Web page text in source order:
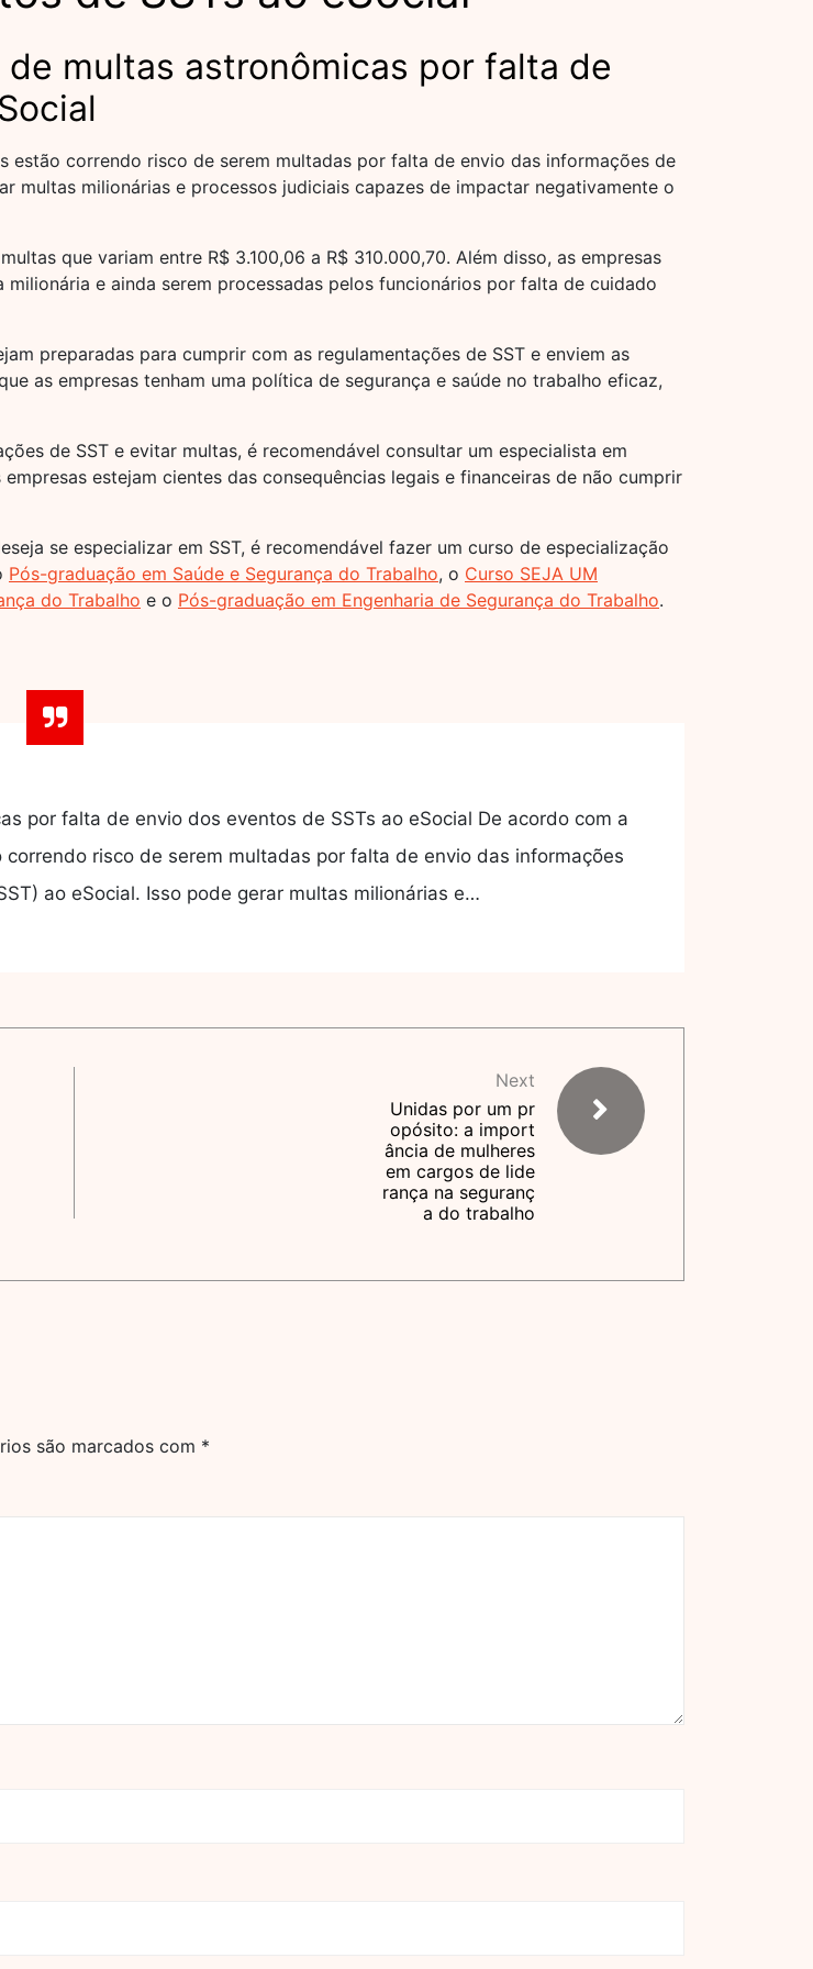
multas astronômicas por falta de
estão correndo risco de serem multadas por falta de envio das informações de
multas milionárias e processos judiciais capazes de impactar negativamente o
que variam entre R$ 3.100,06 a R$ 310.000,70. Além disso, as empresas
e ainda serem processadas pelos funcionários por falta de cuidado
preparadas para cumprir com as regulamentações de SST e enviem as
as empresas tenham uma política de segurança e saúde no trabalho eficaz,
de SST e evitar multas, é recomendável consultar um especialista em
estejam cientes das consequências legais e financeiras de não cumprir
se especializar em SST, é recomendável fazer um curso de especialização
Pós-graduação em Saúde e Segurança do Trabalho, o Curso SEJA UM
do Trabalho e o Pós-graduação em Engenharia de Segurança do Trabalho.
por falta de envio dos eventos de SSTs ao eSocial De acordo com a
risco de serem multadas por falta de envio das informações
ao eSocial. Isso pode gerar multas milionárias e…
Next
Unidas por um pr
opósito: a import
ância de mulheres
em cargos de lide
rança na seguranç
a do trabalho
são marcados com *